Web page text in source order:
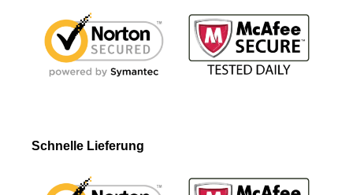
Schnelle Lieferung